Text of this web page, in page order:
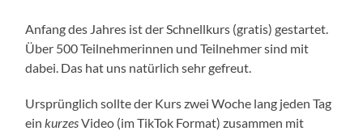
Anfang des Jahres ist der Schnellkurs (gratis) gestartet.
Über 500 Teilnehmerinnen und Teilnehmer sind mit
dabei. Das hat uns natürlich sehr gefreut.
Ursprünglich sollte der Kurs zwei Woche lang jeden Tag
ein kurzesVideo (im TikTok Format) zusammen mit